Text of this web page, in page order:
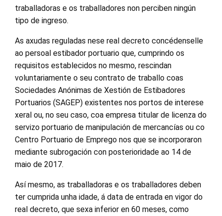
traballadoras e os traballadores non perciben ningún
tipo de ingreso.
As axudas reguladas nese real decreto concédenselle
ao persoal estibador portuario que, cumprindo os
requisitos establecidos no mesmo, rescindan
voluntariamente o seu contrato de traballo coas
Sociedades Anónimas de Xestión de Estibadores
Portuarios (SAGEP) existentes nos portos de interese
xeral ou, no seu caso, coa empresa titular de licenza do
servizo portuario de manipulación de mercancías ou co
Centro Portuario de Emprego nos que se incorporaron
mediante subrogación con posterioridade ao 14 de
maio de 2017.
Así mesmo, as traballadoras e os traballadores deben
ter cumprida unha idade, á data de entrada en vigor do
real decreto, que sexa inferior en 60 meses, como